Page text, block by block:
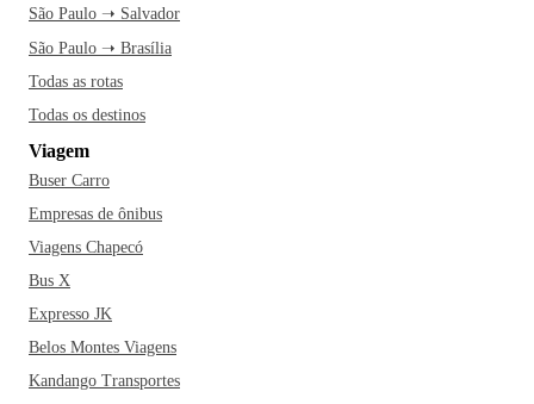
São Paulo ➝ Salvador
São Paulo ➝ Brasília
Todas as rotas
Todas os destinos
Viagem
Buser Carro
Empresas de ônibus
Viagens Chapecó
Bus X
Expresso JK
Belos Montes Viagens
Kandango Transportes